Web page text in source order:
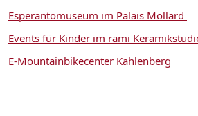
Esperantomuseum im Palais Mollard
Events für Kinder im rami
E-Mountainbikecenter Kahlenberg